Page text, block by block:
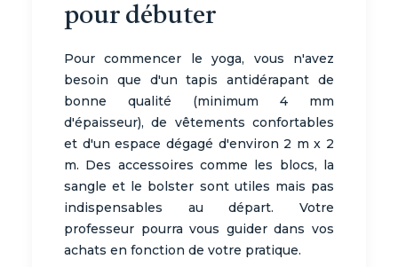
pour débuter
Pour commencer le yoga, vous n'avez
besoin que d'un tapis antidérapant de
bonne qualité (minimum 4 mm
d'épaisseur), de vêtements confortables
et d'un espace dégagé d'environ 2 m x 2
m. Des accessoires comme les blocs, la
sangle et le bolster sont utiles mais pas
indispensables au départ. Votre
professeur pourra vous guider dans vos
achats en fonction de votre pratique.